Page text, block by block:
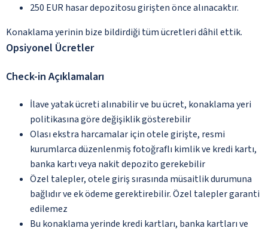
250 EUR hasar depozitosu girişten önce alınacaktır.
Konaklama yerinin bize bildirdiği tüm ücretleri dâhil ettik.
Opsiyonel Ücretler
Check-in Açıklamaları
İlave yatak ücreti alınabilir ve bu ücret, konaklama yeri
politikasına göre değişiklik gösterebilir
Olası ekstra harcamalar için otele girişte, resmi
kurumlarca düzenlenmiş fotoğraflı kimlik ve kredi kartı,
banka kartı veya nakit depozito gerekebilir
Özel talepler, otele giriş sırasında müsaitlik durumuna
bağlıdır ve ek ödeme gerektirebilir. Özel talepler garanti
edilemez
Bu konaklama yerinde kredi kartları, banka kartları ve